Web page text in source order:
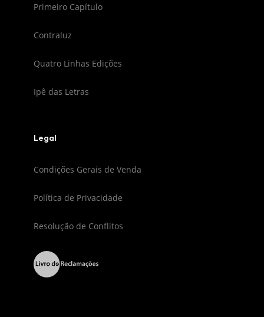
Primeiro Capítulo
Contraluz
Quatro Linhas Edições
Ipê das Letras
Legal
Condições Gerais de Venda
Política de Privacidade
Resolução de Conflitos